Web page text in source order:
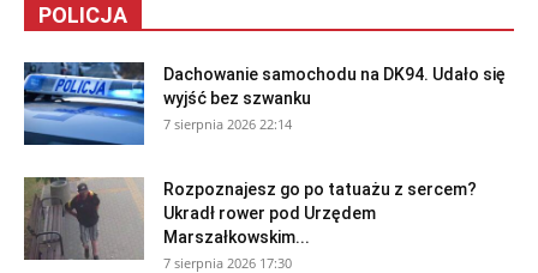
POLICJA
Dachowanie samochodu na DK94. Udało się
wyjść bez szwanku
7 sierpnia 2026 22:14
Rozpoznajesz go po tatuażu z sercem?
Ukradł rower pod Urzędem
Marszałkowskim...
7 sierpnia 2026 17:30